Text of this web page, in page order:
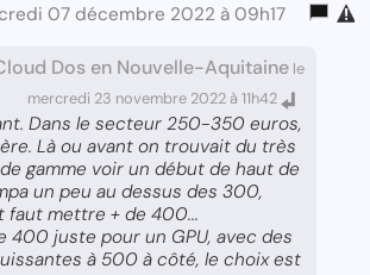
07 décembre 2022 à 09h17
Dos en Nouvelle-Aquitaine le
mercredi 23 novembre 2022 à 11h42
Dans le secteur 250-350 euros,
Là ou avant on trouvait du très
gamme voir un début de haut de
un peu au dessus des 300,
faut mettre + de 400...
400 juste pour un GPU, avec des
à 500 à côté, le choix est